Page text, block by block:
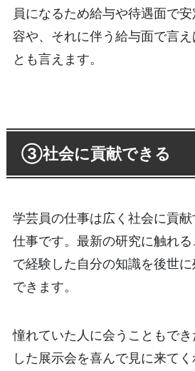
員になるため給与や待遇面で
容や、それに伴う給与面で言
とも言えます。
③社会に貢献できる
学芸員の仕事は広く社会に貢
仕事です。最新の研究に触れ
で経験した自分の知識を後世
できます。
憧れていた人に会うこともで
した展示会を喜んで見に来てく